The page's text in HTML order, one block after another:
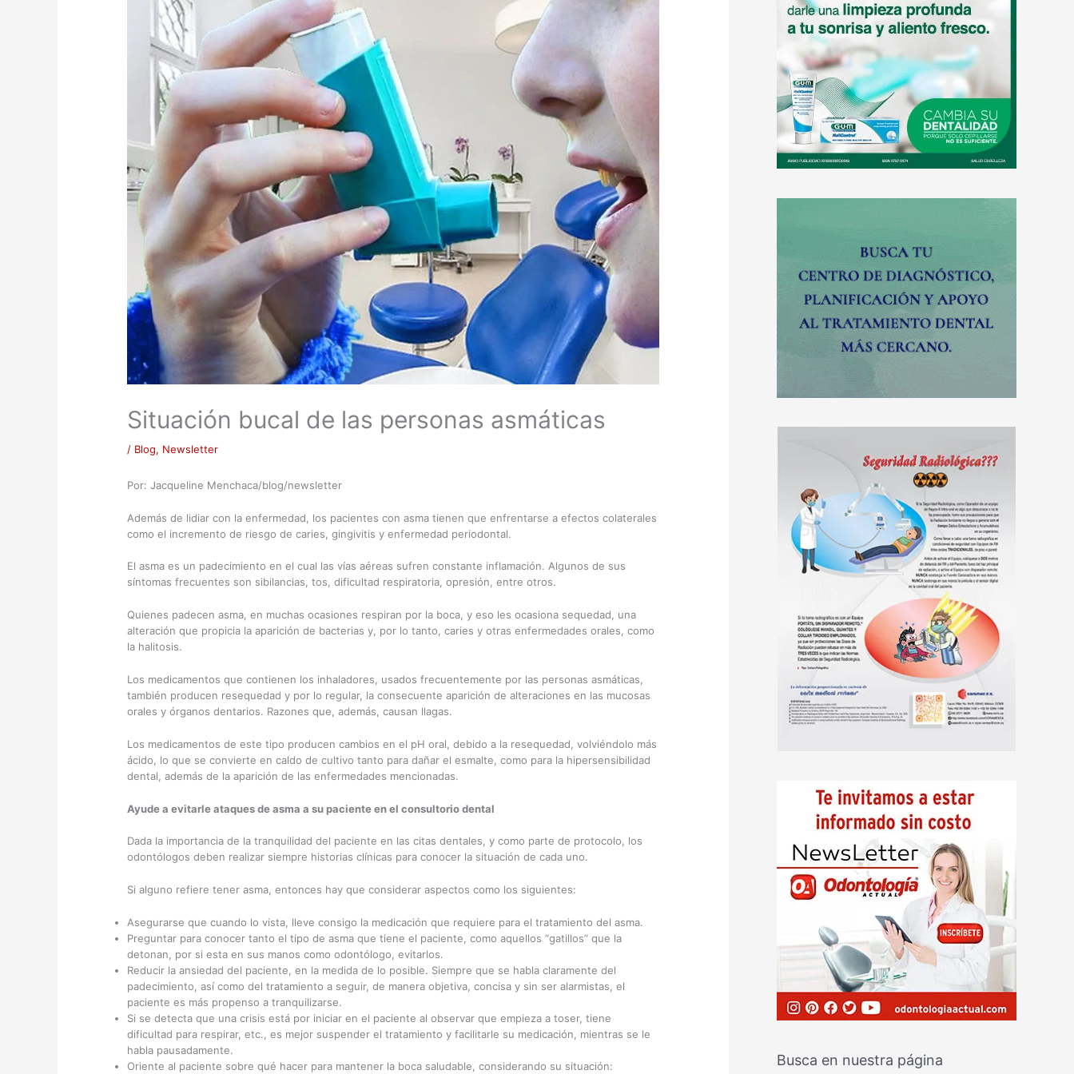
Situación bucal de las personas asmáticas
/ Blog, Newsletter
Por: Jacqueline Menchaca/blog/newsletter
Además de lidiar con la enfermedad, los pacientes con asma tienen que enfrentarse a efectos colaterales
como el incremento de riesgo de caries, gingivitis y enfermedad periodontal.
El asma es un padecimiento en el cual las vías aéreas sufren constante inflamación. Algunos de sus
síntomas frecuentes son sibilancias, tos, dificultad respiratoria, opresión, entre otros.
Quienes padecen asma, en muchas ocasiones respiran por la boca, y eso les ocasiona sequedad, una
alteración que propicia la aparición de bacterias y, por lo tanto, caries y otras enfermedades orales, como
la halitosis.
Los medicamentos que contienen los inhaladores, usados frecuentemente por las personas asmáticas,
también producen resequedad y por lo regular, la consecuente aparición de alteraciones en las mucosas
orales y órganos dentarios. Razones que, además, causan llagas.
Los medicamentos de este tipo producen cambios en el pH oral, debido a la resequedad, volviéndolo más
ácido, lo que se convierte en caldo de cultivo tanto para dañar el esmalte, como para la hipersensibilidad
dental, además de la aparición de las enfermedades mencionadas.
Ayude a evitarle ataques de asma a su paciente en el consultorio dental
Dada la importancia de la tranquilidad del paciente en las citas dentales, y como parte de protocolo, los
odontólogos deben realizar siempre historias clínicas para conocer la situación de cada uno.
Si alguno refiere tener asma, entonces hay que considerar aspectos como los siguientes:
Asegurarse que cuando lo vista, lleve consigo la medicación que requiere para el tratamiento del asma.
Preguntar para conocer tanto el tipo de asma que tiene el paciente, como aquellos “gatillos” que la
detonan, por si esta en sus manos como odontólogo, evitarlos.
Reducir la ansiedad del paciente, en la medida de lo posible. Siempre que se habla claramente del
padecimiento, así como del tratamiento a seguir, de manera objetiva, concisa y sin ser alarmistas, el
paciente es más propenso a tranquilizarse.
Si se detecta que una crisis está por iniciar en el paciente al observar que empieza a toser, tiene
dificultad para respirar, etc., es mejor suspender el tratamiento y facilitarle su medicación, mientras se le
habla pausadamente.
Oriente al paciente sobre qué hacer para mantener la boca saludable, considerando su situación:
Busca en nuestra página